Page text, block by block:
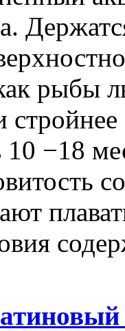
рыбы
−18